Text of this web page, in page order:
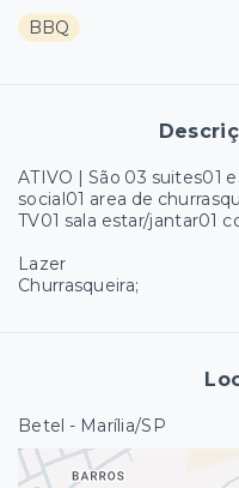
BBQ
ATIVO | São 03 suites01
social01 area de
TV01 sala estar/jantar01
Lazer
Churrasqueira;
Betel - Marília/SP